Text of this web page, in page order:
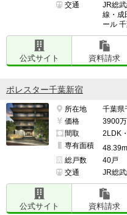
公園も近々建設予定なの
になると思う。
このマンションの最も気
とにかく生活音が聞こえ
だった。
生活音が聞こえやすいの
も開き直り、全く改善し
よい、自由に暮らしたい
交通
JR総
線・成
ール
公式サイト 資料請求
ポレスター千葉新宿
所在地
千葉県
価格
3900
間取
2LDK
専有面積
48.39m
総戸数
40戸
交通
JR総
公式サイト 資料請求